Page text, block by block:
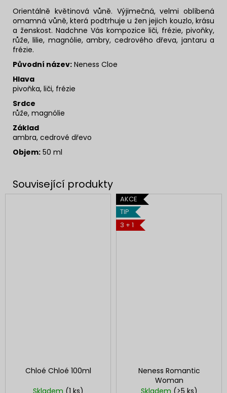
Orientálně květinová vůně. Výjimečná, velmi oblíbená
omamná vůně, která podtrhuje u žen jejich kouzlo, krásu
a ženskost. Nadchne Vás kompozice liči, frézie, pivoňky,
růže, lilie, magnólie, ambry, cedrového dřeva, jantaru a
frézie.
Původní název: Neness Cloe
Hlava
pivoňka, liči, frézie
Srdce
růže, magnólie
Základ
ambra, cedrové dřevo
Objem: 50 ml
Chloé Chloé 100ml
Skladem (1 ks)
AKCE
TIP
3 + 1
Neness Romantic
Woman
Skladem (>5 ks)